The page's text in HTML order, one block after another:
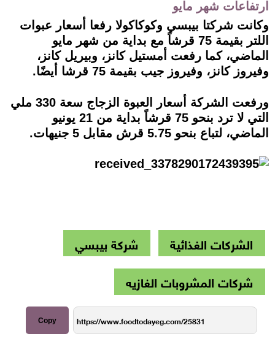
ارتفاعات شهر مايو
وكانت شركتا بيبسي وكوكاكولا رفعا أسعار عبوات
اللتر بقيمة 75 قرشاً مع بداية من شهر مايو
الماضي، كما رفعت أمستيل كانز، وبيريل كانز،
وفيروز كانز، وفيروز جيب بقيمة 75 قرشا أيضًا.
ورفعت الشركة أسعار العبوة الزجاج سعة 330 ملي
التي لا ترد بنحو 75 قرشاً بداية من 21 يونيو
الماضي، لتباع بنحو 5.75 قرش مقابل 5 جنيهات.
الشركات الغذائية
شركة بيبسي
شركات المشروبات الغازيه
Copy